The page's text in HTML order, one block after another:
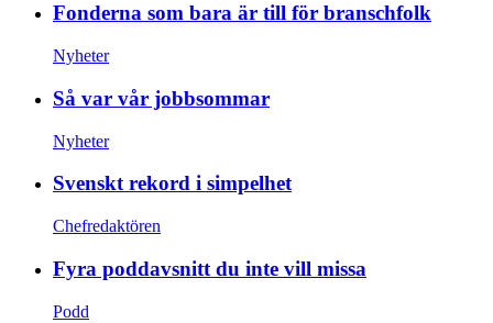
Fonderna som bara är till för branschfolk
Nyheter
Så var vår jobbsommar
Nyheter
Svenskt rekord i simpelhet
Chefredaktören
Fyra poddavsnitt du inte vill missa
Podd